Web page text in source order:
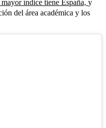
índice tiene España, y
del área académica y los